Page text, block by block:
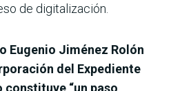
de digitalización.
Eugenio Jiménez Rolón
del Expediente
“un paso